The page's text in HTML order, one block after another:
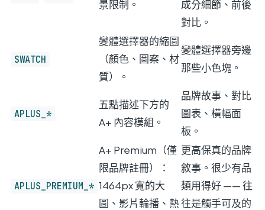
景限制。
成分細節、前後
對比。
SWATCH
變體選擇器的縮圖
（顏色、圖案、材
質）。
變體選擇器旁邊
那些小色塊。
APLUS_*
五點描述下方的
A+ 內容模組。
品牌故事、對比
圖表、橫幅面
板。
APLUS_PREMIUM_*
A+ Premium（僅
限品牌註冊）：
1464px 寬的大
圖、影片輪播、熱
更高保真的品牌
敘事。很少有品
類用得好 —— 往
往是觸手可及的